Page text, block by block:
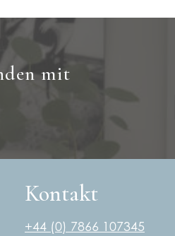
mit
Kontakt
+44 (0) 7866 107345